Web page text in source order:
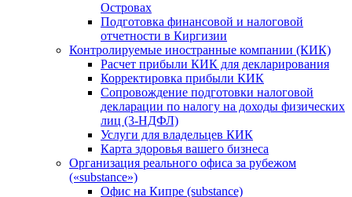
Островах
Подготовка финансовой и налоговой
отчетности в Киргизии
Контролируемые иностранные компании (КИК)
Расчет прибыли КИК для декларирования
Корректировка прибыли КИК
Сопровождение подготовки налоговой
декларации по налогу на доходы физических
лиц (3-НДФЛ)
Услуги для владельцев КИК
Карта здоровья вашего бизнеса
Организация реального офиса за рубежом
(«substance»)
Офис на Кипре (substance)